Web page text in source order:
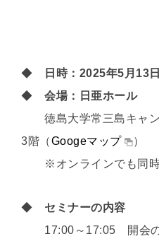
◆
日時：2025年5月13
◆ 会場：日亜ホール
徳島大学常三島キャ
3階（Googeマップ
）
※オンラインでも同時
◆ セミナーの内容
17:00～17:05 開会の